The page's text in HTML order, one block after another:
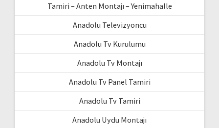
Tamiri – Anten Montajı – Yenimahalle
Anadolu Televizyoncu
Anadolu Tv Kurulumu
Anadolu Tv Montajı
Anadolu Tv Panel Tamiri
Anadolu Tv Tamiri
Anadolu Uydu Montajı